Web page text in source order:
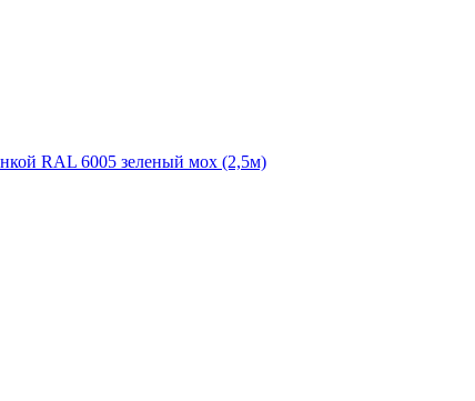
RAL 6005 зеленый мох (2,5м)